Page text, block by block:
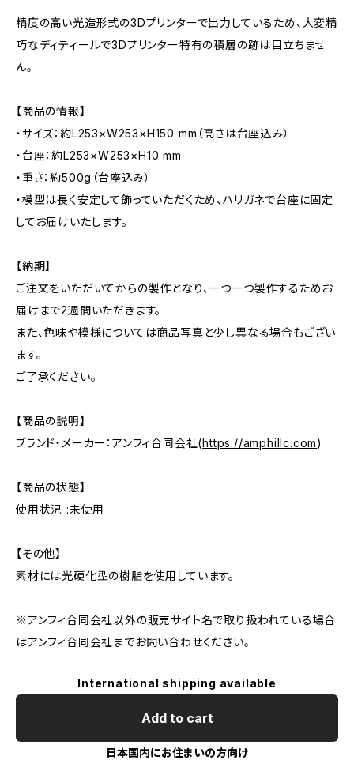
精度の高い光造形式の3Dプリンターで出力しているため、大変精
巧なディティールで3Dプリンター特有の積層の跡は目立ちませ
ん。
【商品の情報】
・サイズ：約L253×W253×H150 mm（高さは台座込み）
・台座：約L253×W253×H10 mm
・重さ：約500g（台座込み）
・模型は長く安定して飾っていただくため、ハリガネで台座に固定
してお届けいたします。
【納期】
ご注文をいただいてからの製作となり、一つ一つ製作するためお
届けまで2週間いただきます。
また、色味や模様については商品写真と少し異なる場合もござい
ます。
ご了承ください。
【商品の説明】
ブランド・メーカー：アンフィ合同会社(https://amphillc.com)
【商品の状態】
使用状況 :未使用
【その他】
素材には光硬化型の樹脂を使用しています。
※アンフィ合同会社以外の販売サイト名で取り扱われている場合
はアンフィ合同会社までお問い合わせください。
International shipping available
Add to cart
日本国内にお住まいの方向け